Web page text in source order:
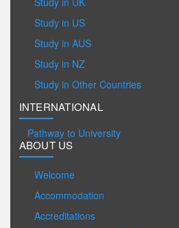
Study in US
Study in AUS
Study in NZ
Study in Other Countries
INTERNATIONAL
Pathway to University
ABOUT US
Welcome
Accommodation
Accreditations